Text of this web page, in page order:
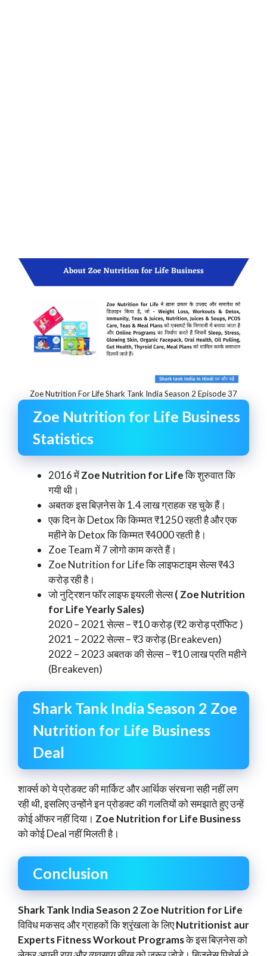
Zoe Nutrition For Life Shark Tank India Season 2 Episode 37
Zoe Nutrition for Life Business
Statistics
2016 मेंZoe Nutrition for Lifeकि शुरुवात कि
गयी थी।
अबतक इस बिज़नेस के 1.4 लाख ग्राहक रह चुके हैं।
एक दिन के Detox कि किम्मत ₹1250 रहती है और एक
महीने के Detox कि किम्मत ₹4000 रहती है।
Zoe Team में 7 लोगो काम करते हैं।
Zoe Nutrition for Life कि लाइफटाइम सेल्स ₹43
करोड़ रही है।
जो नुट्रिशन फॉर लाइफ इयरली सेल्स( Zoe Nutrition
for Life Yearly Sales)
2020 – 2021 सेल्स – ₹10 करोड़ (₹2 करोड़ प्रॉफिट )
2021 – 2022 सेल्स – ₹3 करोड़ (Breakeven)
2022 – 2023 अबतक की सेल्स – ₹10 लाख प्रति महीने
(Breakeven)
Shark Tank India Season 2 Zoe
Nutrition for Life Business
Deal
शार्क्स को ये प्रोडक्ट की मार्किट और आर्थिक संरचना सही नहीं लग
रही थी, इसलिए उन्होंने इन प्रोडक्ट की गलतियों को समझाते हुए उन्हें
कोई ऑफर नहीं दिया। Zoe Nutrition for Life Business
को कोई Deal नहीं मिलती है।
Conclusion
Shark Tank India Season 2 Zoe Nutrition for Life
विविध मकसद और ग्राहकों कि श्रृंखला के लिएNutritionist aur
Experts Fitness Workout Programsके इस बिज़नेस को